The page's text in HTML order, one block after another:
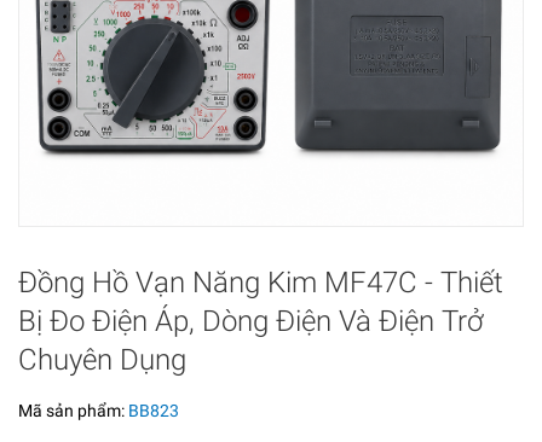
Đồng Hồ Vạn Năng Kim MF47C - Thiết
Bị Đo Điện Áp, Dòng Điện Và Điện Trở
Chuyên Dụng
Mã sản phẩm: BB823